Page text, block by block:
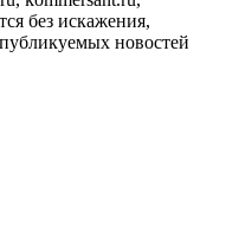
без искажения,
публикуемых новостей